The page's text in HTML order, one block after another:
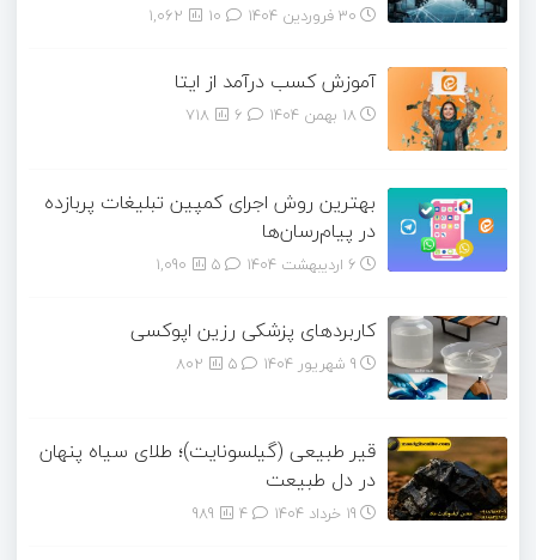
30 فروردین 1404 1,062
آموزش کسب درآمد از ایتا
18 بهمن 1404 718
بهترین روش اجرای کمپین تبلیغات پربازده
در پیام‌رسان‌ها
6 اردیبهشت 1404 1,090
کاربردهای پزشکی رزین اپوکسی
9 شهریور 1404 802
قیر طبیعی (گیلسونایت)؛ طلای سیاه پنهان
در دل طبیعت
19 خرداد 1404 989